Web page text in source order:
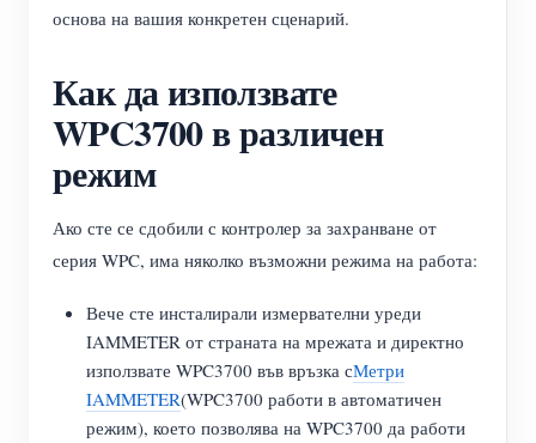
основа на вашия конкретен сценарий.
Как да използвате
WPC3700 в различен
режим
Ако сте се сдобили с контролер за захранване от
серия WPC, има няколко възможни режима на работа:
Вече сте инсталирали измервателни уреди
IAMMETER от страната на мрежата и директно
използвате WPC3700 във връзка сМетри
IAMMETER(WPC3700 работи в автоматичен
режим), което позволява на WPC3700 да работи